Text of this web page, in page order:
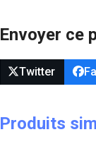
Envoyer ce
Twitter
Produits